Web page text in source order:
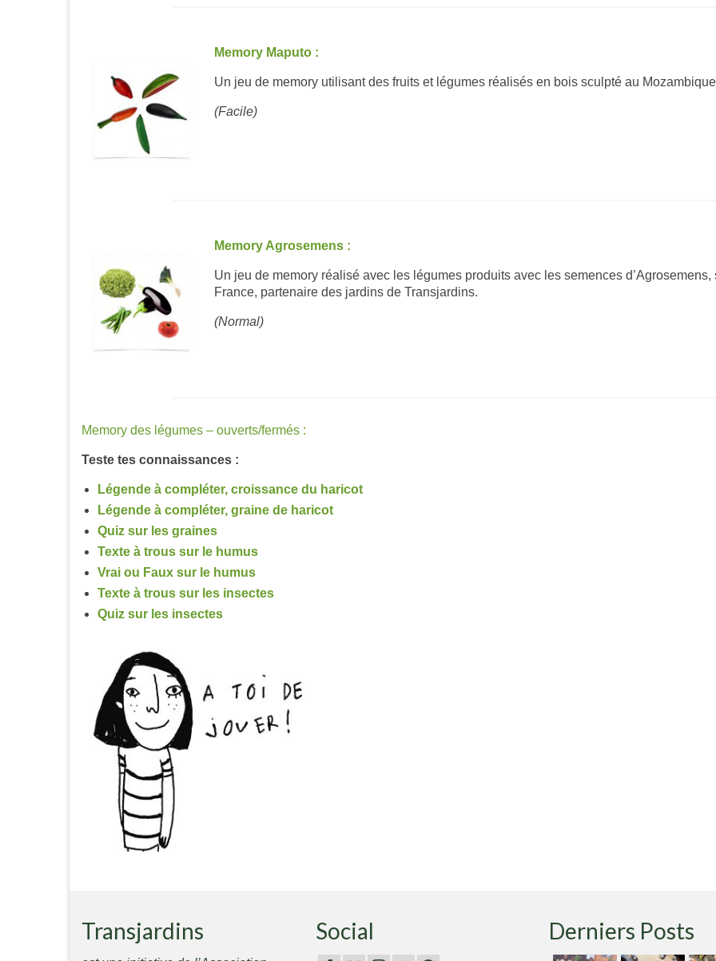
Memory Maputo :
Un jeu de memory utilisant des fruits et légumes réalisés en bois sculpté au
(Facile)
Memory Agrosemens :
Un jeu de memory réalisé avec les légumes produits avec les semences
France, partenaire des jardins de Transjardins.
(Normal)
Memory des légumes – ouverts/fermés :
Teste tes connaissances :
Légende à compléter, croissance du haricot
Légende à compléter, graine de haricot
Quiz sur les graines
Texte à trous sur le humus
Vrai ou Faux sur le humus
Texte à trous sur les insectes
Quiz sur les insectes
Transjardins Social Derniers Posts